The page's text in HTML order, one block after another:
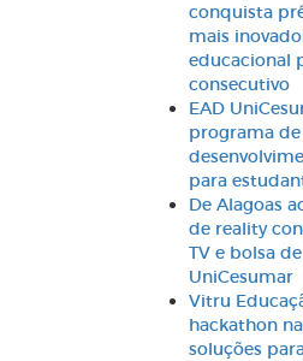
conquista
mais
educacional
consecutivo
EAD
programa de
para
De Alagoas
de reality
TV e bolsa
UniCesumar
Vitru
hackathon
soluções